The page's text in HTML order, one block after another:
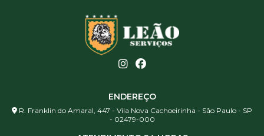
ENDEREÇO
R. Franklin do Amaral, 447 - Vila Nova Cachoeirinha - São Paulo - SP
- 02479-000